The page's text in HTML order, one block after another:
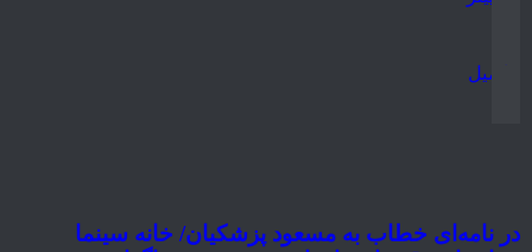
ایمیل
در نامه‌ای خطاب به مسعود پزشکیان/ خانه سینما